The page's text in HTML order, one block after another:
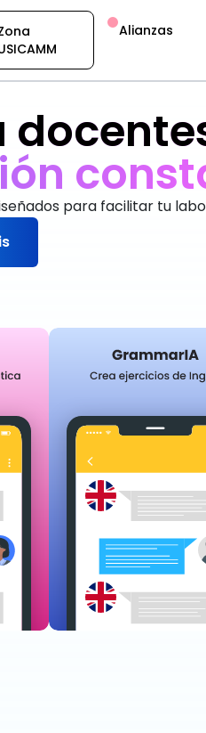
Alianzas
tie mpo
para facilitar tu